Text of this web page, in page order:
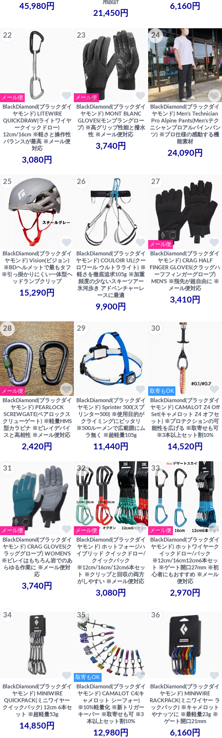
45,980円
用設計
21,450円
6,160円
22
メール便
BlackDiamond(ブラックダイ
ヤモンド) LITEWIRE
QUICKDRAW(ライトワイヤ
ークイックドロー)
12cm/16cm ※軽さと操作性
バランスが最高 ※メール便
対応
3,080円
23
メール便
BlackDiamond(ブラックダイ
ヤモンド) MONT BLANC
GLOVES(モンブラングロー
ブ) ※高グリップ性能と撥水
性 ※メール便対応
3,740円
24
BlackDiamond(ブラックダイ
ヤモンド) Men's Technician
Pro Alpine Pants(Men'sテク
ニシャンプロアルパインパン
ツ) ※プロ仕様の感動する機
能素材
24,090円
25
BlackDiamond(ブラックダイ
ヤモンド) Vision(ビジョン)
※BDヘルメットで最もタフ
※引っ掛かりにくい一体型ヘ
ッドランプクリップ
15,290円
26
BlackDiamond(ブラックダイ
ヤモンド) COULOIR UL(クー
ロワール ウルトラライト) ※
軽さを徹底追求105g ※加重
頻度の少ないスキーツアー
氷河歩き アドベンチャーレ
ースに最適
9,900円
27
メール便
BlackDiamond(ブラックダイ
ヤモンド) CRAG HALF
FINGER GLOVES(クラッグハ
ーフフィンガーグローブ)
MEN'S ※指先が超自由に ※
メール便対応
3,410円
28
メール便
BlackDiamond(ブラックダイ
ヤモンド) PEARLOCK
SCREWGATE(ペアロックス
クリューゲート) ※軽量HMS
型カラビナ ※ビレイデバイ
スと高相性 ※メール便対応
2,420円
29
BlackDiamond(ブラックダイ
ヤモンド) Sprinter 500(スプ
リンター500) ※使用目的が
クライミングにピッタリ
※500ルーメンで広範囲にム
ラ無く ※超軽量105g
11,440円
30
取寄もOK
BlackDiamond(ブラックダイ
ヤモンド) CAMALOT Z4 Off
Set(キャメロット Z4 オフセ
ット) ※プロテクションの可
能性を広げる ※取寄せも可
※3本以上セット割10%
14,520円
31
メール便
BlackDiamond(ブラックダイ
ヤモンド) CRAG GLOVES(ク
ラッググローブ) WOMEN'S
※ビレイはもちろん岩でのあ
らゆる作業に ※メール便対
応
3,740円
32
メール便
BlackDiamond(ブラックダイ
ヤモンド) ホットフォージハ
イブリッド クイックドロー/
クイックパック
※12cm/16cm/12cm6本セッ
ト ※クリップと回収の両方
がしやすい ※メール便対応
3,080円
33
メール便
BlackDiamond(ブラックダイ
ヤモンド) ホットワイヤーク
イックドロー/パック
※12cm/16cm12cm6本セッ
ト ※ゲート開口27mm ※初
心者にもおすすめ ※メール
便対応
2,970円
34
BlackDiamond(ブラックダイ
ヤモンド) MINIWIRE
QUICKPACK(ミニワイヤー
クイックパック) 12cm 6本セ
ット ※超軽量53g
14,850円
35
取寄もOK
BlackDiamond(ブラックダイ
ヤモンド) CAMALOT C4(キ
ャメロット シーフォー)
※10%軽量化 ※新トリガー
キーパー ※取寄せも可 ※3
本以上セット割10%
12,980円
36
BlackDiamond(ブラックダイ
ヤモンド) MINIWIRE
RACKPACK(ミニワイヤー ラ
ックパック) ※キャメロット
やナッツに ※最軽量23g ※
ゲート開口21mm
6,160円